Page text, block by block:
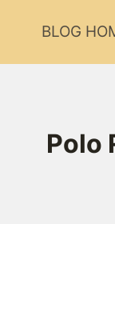
BLOG
Polo